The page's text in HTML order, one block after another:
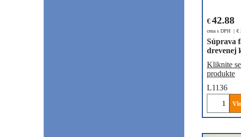
€ 42.88
cena s DPH €
Súprava
drevenej
Kliknite
produkte
L1136